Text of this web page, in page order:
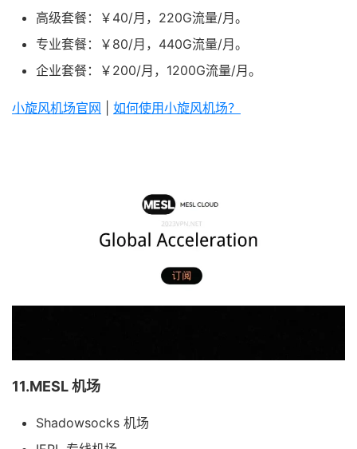
高级套餐：￥40/月，220G流量/月。
专业套餐：￥80/月，440G流量/月。
企业套餐：￥200/月，1200G流量/月。
小旋风机场官网 如何使用小旋风机场？
11.MESL 机场
Shadowsocks 机场